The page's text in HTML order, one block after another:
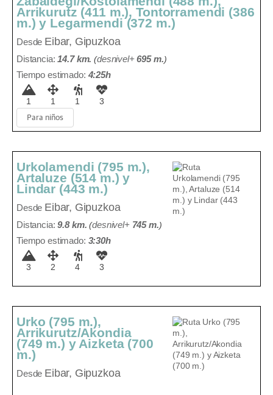
Arrikurutz (411 m.), Tontorramendi (386
m.) y Legarmendi (372 m.)
Desde Eibar, Gipuzkoa
Distancia:14.7 km. (desnivel+695 m.)
Tiempo estimado: 4:25h
1 1 1 3
Para niños
Urkolamendi (795 m.),
Artaluze (514 m.) y
Lindar (443 m.)
Desde Eibar, Gipuzkoa
Distancia:9.8 km. (desnivel+ 745 m.)
Tiempo estimado: 3:30h
3 2 4 3
Urko (795 m.),
Arrikurutz/Akondia
(749 m.) y Aizketa (700
m.)
Desde Eibar, Gipuzkoa